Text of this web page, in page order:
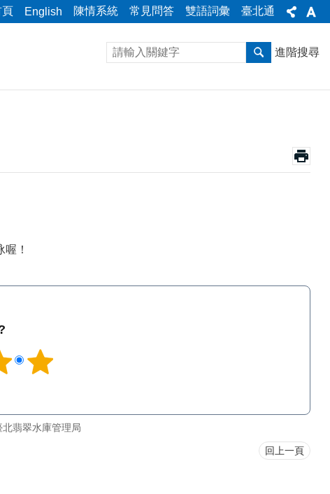
頁 English 陳情系統 常見問答 雙語詞彙 臺北通
進階搜尋
！
翡翠水庫管理局
回上一頁